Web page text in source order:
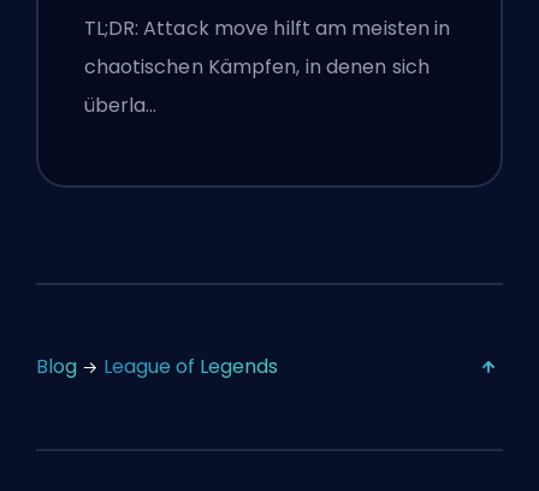
TL;DR: Attack move hilft am meisten in
chaotischen Kämpfen, in denen sich
überla…
Blog League of Legends